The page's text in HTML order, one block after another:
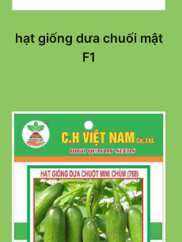
hạt giống dưa chuối mật
F1